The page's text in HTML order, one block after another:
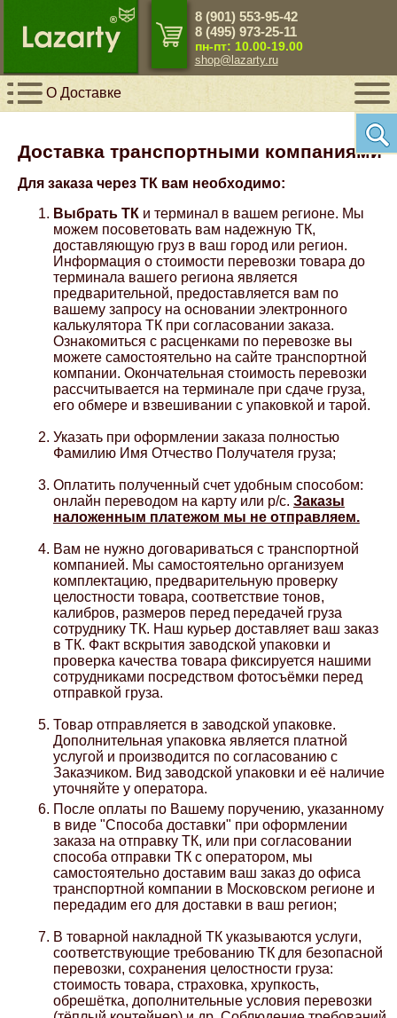
8 (901) 553-95-42
8 (495) 973-25-11
пн-пт: 10.00-19.00
shop@lazarty.ru
О Доставке
Доставка транспортными компаниями
Для заказа через ТК вам необходимо:
Выбрать ТКи терминал в вашем регионе. Мы
можем посоветовать вам надежную ТК,
доставляющую груз в ваш город или регион.
Информация о стоимости перевозки товара до
терминала вашего региона является
предварительной, предоставляется вам по
вашему запросу на основании электронного
калькулятора ТК при согласовании заказа.
Ознакомиться с расценками по перевозке вы
можете самостоятельно на сайте транспортной
компании. Окончательная стоимость перевозки
рассчитывается на терминале при сдаче груза,
его обмере и взвешивании с упаковкой и тарой.
Указать при оформлении заказа полностью
Фамилию Имя Отчество Получателя груза;
Оплатить полученный счет удобным способом:
онлайн переводом на карту или р/с. Заказы
наложенным платежом мы не отправляем.
Вам не нужно договариваться с транспортной
компанией. Мы самостоятельно организуем
комплектацию, предварительную проверку
целостности товара, соответствие тонов,
калибров, размеров перед передачей груза
сотруднику ТК. Наш курьер доставляет ваш заказ
в ТК. Факт вскрытия заводской упаковки и
проверка качества товара фиксируется нашими
сотрудниками посредством фотосъёмки перед
отправкой груза.
Товар отправляется в заводской упаковке.
Дополнительная упаковка является платной
услугой и производится по согласованию с
Заказчиком. Вид заводской упаковки и её наличие
уточняйте у оператора.
После оплаты по Вашему поручению, указанному
в виде "Способа доставки" при оформлении
заказа на отправку ТК, или при согласовании
способа отправки ТК с оператором, мы
самостоятельно доставим ваш заказ до офиса
транспортной компании в Московском регионе и
передадим его для доставки в ваш регион;
В товарной накладной ТК указываются услуги,
соответствующие требованию ТК для безопасной
перевозки, сохранения целостности груза:
стоимость товара, страховка, хрупкость,
обрешётка, дополнительные условия перевозки
Close Menu
Назад
Клапаны
Спринклеры
Сопла
Датчики
Комплектующие
Close Menu
Назад
BMW
Chery
Chevrolet
Citroen
Infinity
Mazda
Mercedes-Benz
Mitsubishi
Suzuki
Close Menu
Назад
Ручные инструменты
Садовый инвентарь
Close Menu
Назад
Искусственный камень
Close Menu
Назад
разметки
Пигменты
Резиновая краска и грунт
Светоотражающие краски
Светящиеся люминесцентные краски
Светящийся порошок люминофор
Флуоресцентные краски
Шпатлевки, штукатурки
Эмали универсальные акриловые
Грунтовки, защитные лаки
Close Menu
Назад
Фартуки для кухни
Панели 3D гипсовые
Руспанели Ruspanel
Панели МДФ
Каменный шпон натуральный
Close Menu
Назад
Плитка под кожу
Аксессуары для плитки
Close Menu
Назад
Панели ПВХ для потолка
Сушилки автоматизированные для белья
Реечные потолки Cesal
Кассетные потолки Cesal